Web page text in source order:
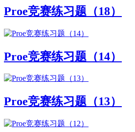
Proe竞赛练习题（18）
Proe竞赛练习题（14）
Proe竞赛练习题（13）